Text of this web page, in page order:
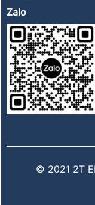
Zalo
© 2021 2T